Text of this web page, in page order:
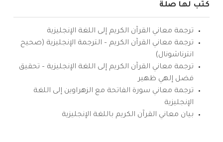
كتب لها صلة
ترجمة معاني القرآن الكريم إلى اللغة الإنجليزية
ترجمة معاني القرآن الكريم – الترجمة الإنجليزية (صحيح
انترناشونال)
ترجمة معاني القرآن الكريم إلى اللغة الإنجليزية – تحقيق
فضل إلهي ظهير
ترجمة معاني سورة الفاتحة مع الزهراوين إلى اللغة
الإنجليزية
بيان معاني القرآن الكريم باللغة الإنجليزية